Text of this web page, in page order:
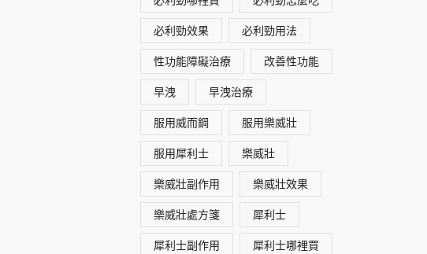
必利勁效果 必利勁用法
性功能障礙治療 改善性功能
早洩 早洩治療
服用威而鋼 服用樂威壯
服用犀利士 樂威壯
樂威壯副作用 樂威壯效果
樂威壯處方箋 犀利士
犀利士副作用 犀利士哪裡買